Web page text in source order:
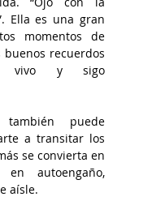
Ella es una gran
momentos de
recuerdos
vivo y sigo
puede
a transitar los
se convierta en
en autoengaño,
aísle.